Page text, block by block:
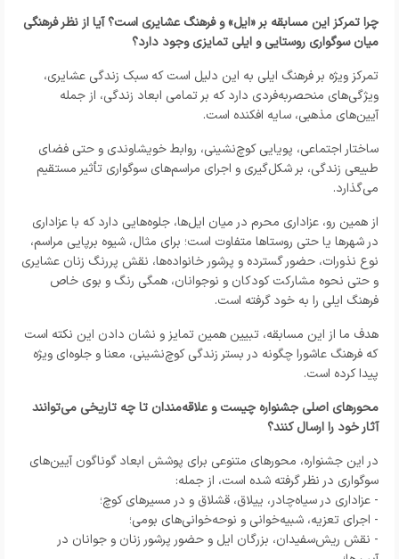
چرا تمرکز این مسابقه بر «ایل» و فرهنگ عشایری است؟ آیا از نظر فرهنگی
میان سوگواری روستایی و ایلی تمایزی وجود دارد؟
تمرکز ویژه بر فرهنگ ایلی به این دلیل است که سبک زندگی عشایری،
ویژگی‌های منحصربه‌فردی دارد که بر تمامی ابعاد زندگی، از جمله
آیین‌های مذهبی، سایه افکنده است.
ساختار اجتماعی، پویایی کوچ‌نشینی، روابط خویشاوندی و حتی فضای
طبیعی زندگی، بر شکل‌گیری و اجرای مراسم‌های سوگواری تأثیر مستقیم
می‌گذارد.
از همین رو، عزاداری محرم در میان ایل‌ها، جلوه‌هایی دارد که با عزاداری
در شهرها یا حتی روستاها متفاوت است؛ برای مثال، شیوه برپایی مراسم،
نوع نذورات، حضور گسترده و پرشور خانواده‌ها، نقش پررنگ زنان عشایری
و حتی نحوه مشارکت کودکان و نوجوانان، همگی رنگ و بوی خاص
فرهنگ ایلی را به خود گرفته است.
هدف ما از این مسابقه، تبیین همین تمایز و نشان دادن این نکته است
که فرهنگ عاشورا چگونه در بستر زندگی کوچ‌نشینی، معنا و جلوه‌ای ویژه
پیدا کرده است.
محورهای اصلی جشنواره چیست و علاقه‌مندان تا چه تاریخی می‌توانند
آثار خود را ارسال کنند؟
در این جشنواره، محورهای متنوعی برای پوشش ابعاد گوناگون آیین‌های
سوگواری در نظر گرفته شده است، از جمله:
- عزاداری در سیاه‌چادر، ییلاق، قشلاق و در مسیرهای کوچ؛
- اجرای تعزیه، شبیه‌خوانی و نوحه‌خوانی‌های بومی؛
- نقش ریش‌سفیدان، بزرگان ایل و حضور پرشور زنان و جوانان در